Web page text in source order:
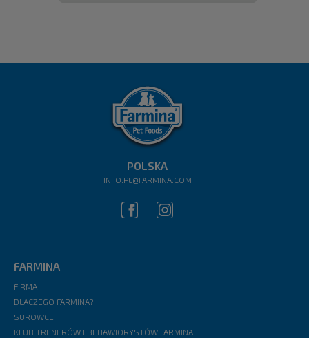
POLSKA
INFO.PL@FARMINA.COM
FARMINA
FIRMA
DLACZEGO FARMINA?
SUROWCE
KLUB TRENERÓW I BEHAWIORYSTÓW FARMINA